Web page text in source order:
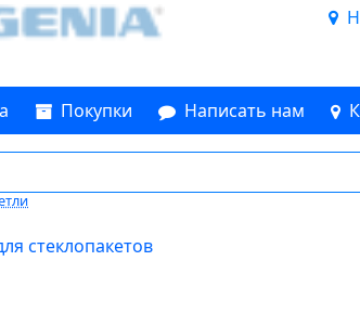
Покупки Написать нам
стеклопакетов